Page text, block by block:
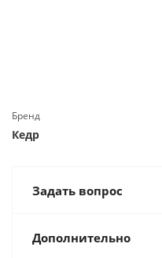
Бренд
Кедр
Задать вопрос
Дополнительно